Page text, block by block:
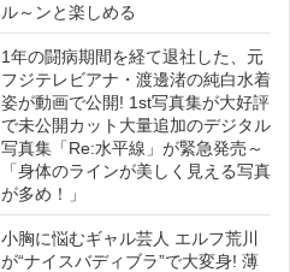
ル～ンと楽しめる
1年の闘病期間を経て退社した、元
フジテレビアナ・渡邊渚の純白水着
姿が動画で公開! 1st写真集が大好評
で未公開カット大量追加のデジタル
写真集「Re:水平線」が緊急発売～
「身体のラインが美しく見える写真
が多め！」
小胸に悩むギャル芸人 エルフ荒川
が“ナイスバディブラ”で大変身! 薄